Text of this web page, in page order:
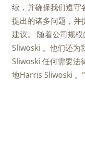
written
agreement
with
Harris
Sliwoski.
续，并确保我们遵守
提出的诸多问题，并
建议。 随着公司规
Sliwoski 。他们还为
Sliwoski 任何需要法
地Harris Sliwoski 。”